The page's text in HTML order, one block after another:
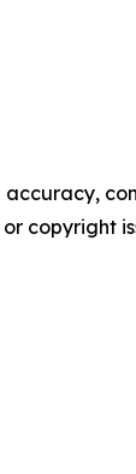
accuracy,
copyright